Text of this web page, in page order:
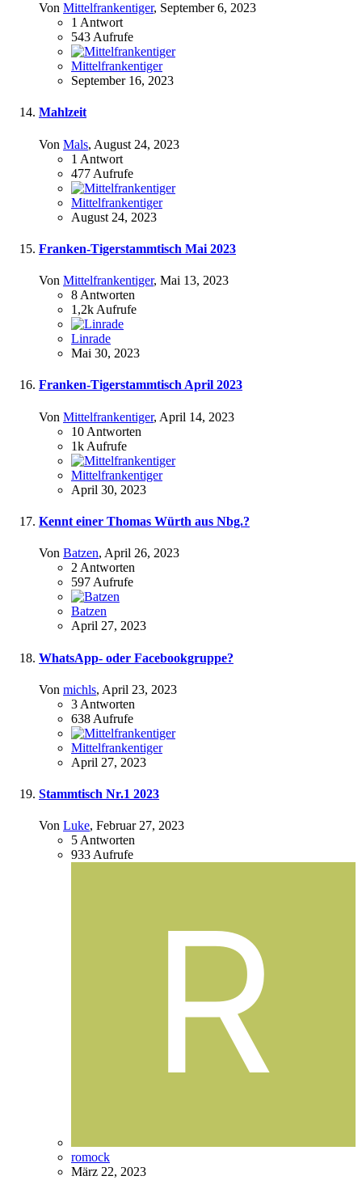
Von Mittelfrankentiger, September 6, 2023
1 Antwort
543 Aufrufe
Mittelfrankentiger
September 16, 2023
Mahlzeit
Von Mals, August 24, 2023
1 Antwort
477 Aufrufe
Mittelfrankentiger
August 24, 2023
Franken-Tigerstammtisch Mai 2023
Von Mittelfrankentiger, Mai 13, 2023
8 Antworten
1,2k Aufrufe
Linrade
Mai 30, 2023
Franken-Tigerstammtisch April 2023
Von Mittelfrankentiger, April 14, 2023
10 Antworten
1k Aufrufe
Mittelfrankentiger
April 30, 2023
Kennt einer Thomas Würth aus Nbg.?
Von Batzen, April 26, 2023
2 Antworten
597 Aufrufe
Batzen
April 27, 2023
WhatsApp- oder Facebookgruppe?
Von michls, April 23, 2023
3 Antworten
638 Aufrufe
Mittelfrankentiger
April 27, 2023
Stammtisch Nr.1 2023
Von Luke, Februar 27, 2023
5 Antworten
933 Aufrufe
romock
März 22, 2023